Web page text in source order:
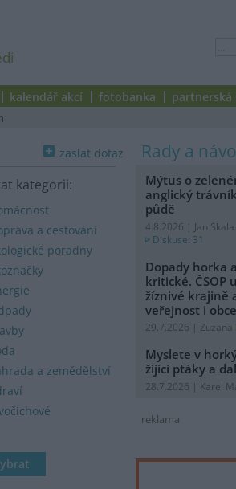
kalendář akcí fotobanka partnerská
zaslat dotaz
kategorii:
a cestování
poradny
a zemědělství
rady a
Mýtus o
anglický
půdě
4.8.2026 | Jan Skala
Diskuse: 31
Dopady horka
kritické. ČSOP
žíznivé krajině
veřejnost i obce
29.7.2026 | Zuzana
Myslete v
žijící ptáky a
28.7.2026 | Karel
reklama